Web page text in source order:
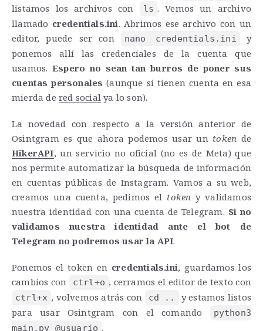
listamos los archivos con
ls . Vemos un archivo
llamado credentials.ini. Abrimos ese archivo con un
editor, puede ser con
nano credentials.ini
y
ponemos allí las credenciales de la cuenta que
usamos. Espero no sean tan burros de poner sus
cuentas personales (aunque si tienen cuenta en esa
mierda de red social ya lo son).
La novedad con respecto a la versión anterior de
Osintgram es que ahora podemos usar un token de
HikerAPI, un servicio no oficial (no es de Meta) que
nos permite automatizar la búsqueda de información
en cuentas públicas de Instagram. Vamos a su web,
creamos una cuenta, pedimos el token y validamos
nuestra identidad con una cuenta de Telegram. Si no
validamos nuestra identidad ante el bot de
Telegram no podremos usar la API.
Ponemos el token en credentials.ini, guardamos los
cambios con
ctrl+o , cerramos el editor de texto con
ctrl+x , volvemos atrás con cd ..
y estamos listos
para usar Osintgram con el comando
python3
main.py @usuario .